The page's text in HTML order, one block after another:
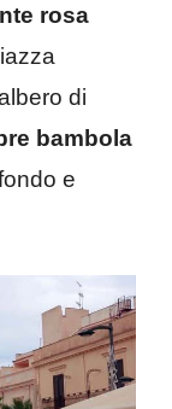
rosa
di
bambola
e